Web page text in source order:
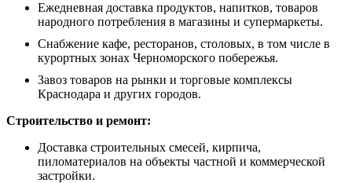
Ежедневная доставка продуктов, напитков, товаров
народного потребления в магазины и супермаркеты.
Снабжение кафе, ресторанов, столовых, в том числе в
курортных зонах Черноморского побережья.
Завоз товаров на рынки и торговые комплексы
Краснодара и других городов.
Строительство и ремонт:
Доставка строительных смесей, кирпича,
пиломатериалов на объекты частной и коммерческой
застройки.